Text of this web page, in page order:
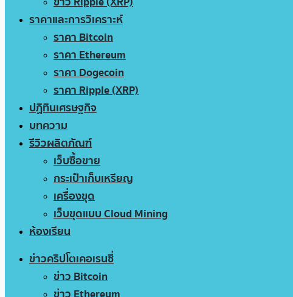
ราคาและการวิเคราะห์
ราคา Bitcoin
ราคา Ethereum
ราคา Dogecoin
ราคา Ripple (XRP)
ปฏิทินเศรษฐกิจ
บทความ
รีวิวผลิตภัณฑ์
เว็บซื้อขาย
กระเป๋าเก็บเหรียญ
เครื่องขุด
เว็บขุดแบบ Cloud Mining
ห้องเรียน
ข่าวคริปโตเคอเรนซี่
ข่าว Bitcoin